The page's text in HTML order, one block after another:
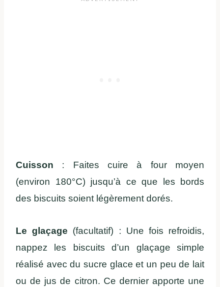
Cuisson : Faites cuire à four moyen
(environ 180°C) jusqu’à ce que les bords
des biscuits soient légèrement dorés.
Le glaçage (facultatif) : Une fois refroidis,
nappez les biscuits d’un glaçage simple
réalisé avec du sucre glace et un peu de lait
ou de jus de citron. Ce dernier apporte une